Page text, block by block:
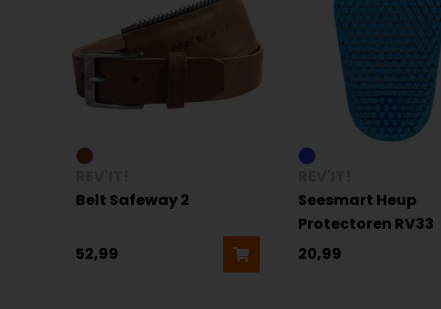
Belt Safeway 2
52,99
Seesmart Heup
Protectoren RV33
20,99